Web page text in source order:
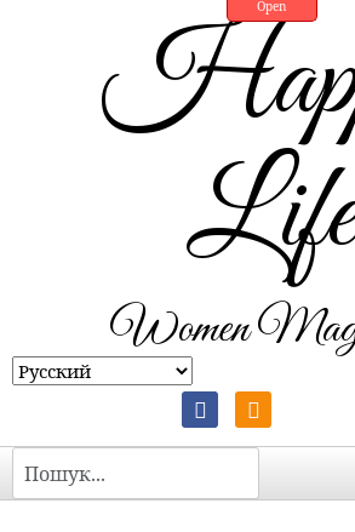
Open
Life
Women
Пошук